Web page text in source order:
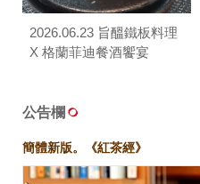
2026.06.23 旨醞鐵板料理
X 格蘭菲迪餐酒饗宴
公告欄
簡體新版。《紅茶經》